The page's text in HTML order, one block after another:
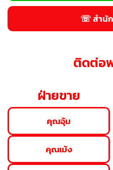
☏ สำนั
ติดต่อ
ฝ่ายขาย
คุณอุ้ม
คุณเม้ง